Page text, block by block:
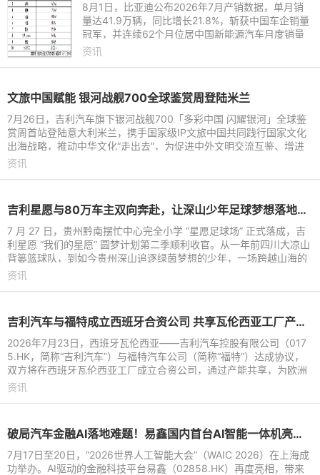
8月1日，比亚迪公布2026年7月产销数据，单月销
量达41.9万辆，同比增长21.8%，斩获中国车企销量
冠军，并连续62个月位居中国新能源汽车月度销量
首位。这份强劲表现延续至下半年，继2026年上半
资讯
文旅中国赋能 银河战舰700全球鉴赏周登陆米兰
7月26日，吉利汽车旗下银河战舰700「多彩中国 闪耀银河」全球鉴
赏周首站登陆意大利米兰，携手国家级IP文旅中国共同践行国家文化
出海战略，推动中华文化“走出去”，为促进中外文明交流互鉴、增进
国际文化交流搭建起全
资讯
吉利星愿与80万车主双向奔赴，让深山少年足球梦想落地生根
7 月 27 日，贵州黔南摆忙中心完全小学 “星愿足球场” 正式落成，吉
利星愿 “我们的星愿” 圆梦计划第二季顺利收官。从一年前四川大凉山
背篓篮球队，到如今贵州深山追逐绿茵梦想的少年，一场跨越山海的
公益接力持续
资讯
吉利汽车与福特成立西班牙合资公司 共享瓦伦西亚工厂产能进行本地化生产
2026年7月23日，西班牙瓦伦西亚——吉利汽车控股有限公司（017
5.HK，简称“吉利汽车”）与福特汽车公司（简称“福特”）达成协议，
双方将在西班牙瓦伦西亚工厂成立合资公司，通过产能共享，为欧洲
市场打造吉利及福特
资讯
破局汽车金融AI落地难题！易鑫国内首台AI智能一体机亮相WAIC 2026
7月17日至20日，“2026世界人工智能大会”（WAIC 2026）在上海成
功举办。AI驱动的金融科技平台易鑫（02858.HK）再度亮相，带来